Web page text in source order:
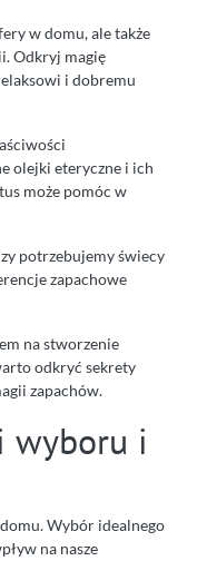
w domu, ale także
Odkryj magię
i dobremu
olejki eteryczne i ich
może pomóc w
potrzebujemy świecy
zapachowe
na stworzenie
odkryć sekrety
zapachów.
wyboru i
Wybór idealnego
na nasze